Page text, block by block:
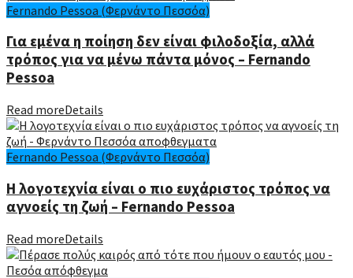
Fernando Pessoa (Φερνάντο Πεσσόα)
Για εμένα η ποίηση δεν είναι φιλοδοξία, αλλά
τρόπος για να μένω πάντα μόνος – Fernando
Pessoa
Read moreDetails
Fernando Pessoa (Φερνάντο Πεσσόα)
Η λογοτεχνία είναι ο πιο ευχάριστος τρόπος να
αγνοείς τη ζωή – Fernando Pessoa
Read moreDetails